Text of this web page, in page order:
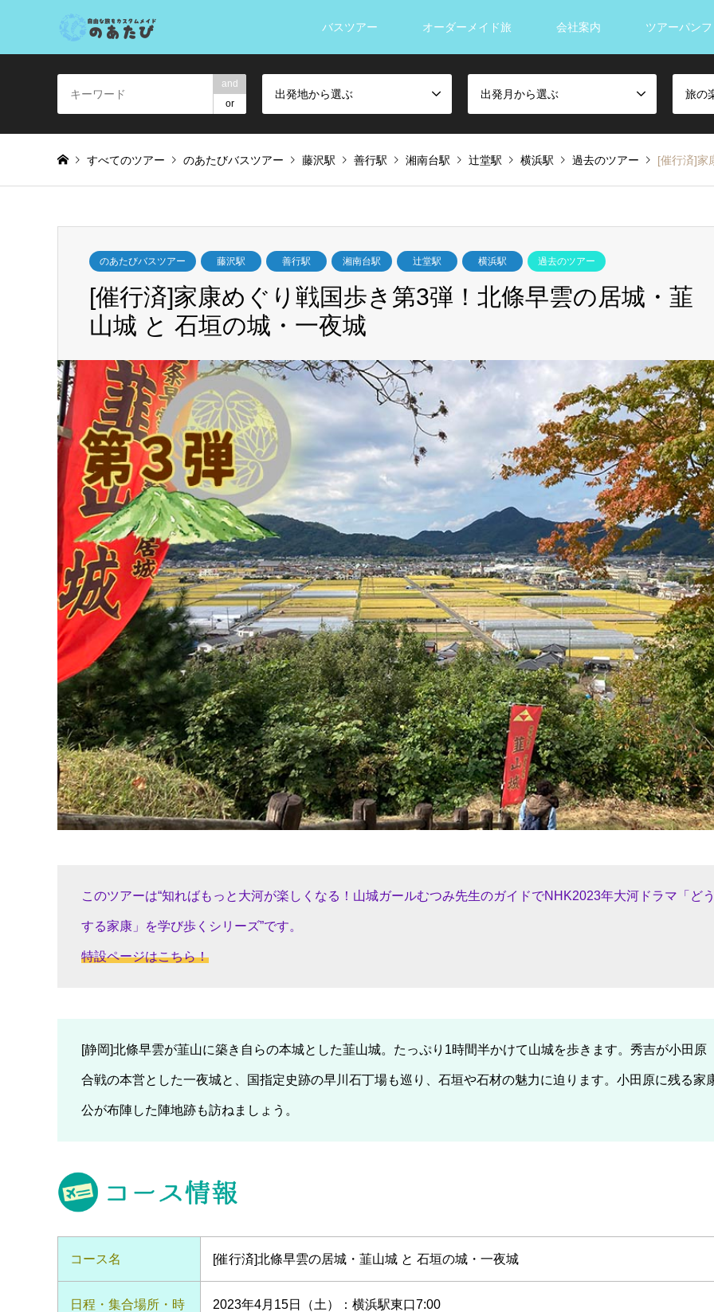
バスツアー オーダーメイド旅 会社案内 ツアーパン
and
or
出発地から選ぶ 出発月から選ぶ 旅の
すべてのツアー のあたびバスツアー 藤沢駅 善行駅 湘南台駅 辻堂駅 横浜駅 過去のツアー [催行済]家康
のあたびバスツアー 藤沢駅 善行駅 湘南台駅 辻堂駅 横浜駅 過去のツアー
[催行済]家康めぐり戦国歩き第3弾！北條早雲の居城・韮
山城 と 石垣の城・一夜城
このツアーは“知ればもっと大河が楽しくなる！山城ガールむつみ先生のガイドでNHK2023年大河ドラマ「ど
する家康」を学び歩くシリーズ”です。
特設ページはこちら！
[静岡]北條早雲が韮山に築き自らの本城とした韮山城。たっぷり1時間半かけて山城を歩きます。秀吉が小田原
合戦の本営とした一夜城と、国指定史跡の早川石丁場も巡り、石垣や石材の魅力に迫ります。小田原に残る家
公が布陣した陣地跡も訪ねましょう。
コース名 [催行済]北條早雲の居城・韮山城 と 石垣の城・一夜城
日程・ 集合場所・時 2023年4月15日（土）：横浜駅東口7:00